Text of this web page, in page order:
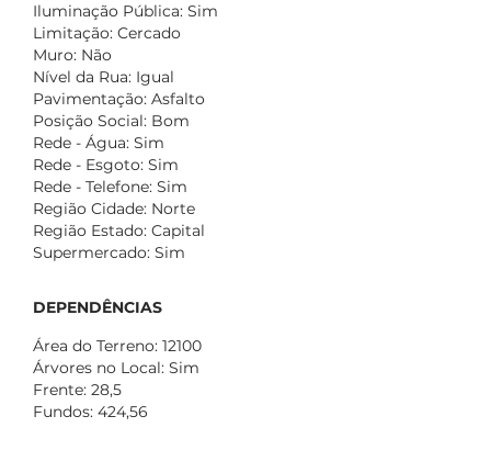
Iluminação Pública: Sim
Limitação: Cercado
Muro: Não
Nível da Rua: Igual
Pavimentação: Asfalto
Posição Social: Bom
Rede - Água: Sim
Rede - Esgoto: Sim
Rede - Telefone: Sim
Região Cidade: Norte
Região Estado: Capital
Supermercado: Sim
DEPENDÊNCIAS
Área do Terreno: 12100
Árvores no Local: Sim
Frente: 28,5
Fundos: 424,56